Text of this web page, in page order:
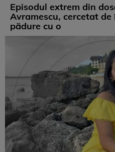
Episodul extrem din
Avramescu, cercetat de
pădure cu o